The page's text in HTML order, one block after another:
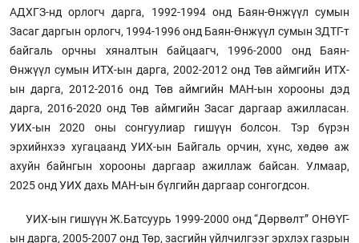
АДХГЗ-нд орлогч дарга, 1992-1994 онд Баян-Өнжүүл сумын
Засаг даргын орлогч, 1994-1996 онд Баян-Өнжүүл сумын ЗДТГ-т
байгаль орчны хяналтын байцаагч, 1996-2000 онд Баян-
Өнжүүл сумын ИТХ-ын дарга, 2002-2012 онд Төв аймгийн ИТХ-
ын дарга, 2012-2016 онд Төв аймгийн МАН-ын хорооны дэд
дарга, 2016-2020 онд Төв аймгийн Засаг даргаар ажилласан.
УИХ-ын 2020 оны сонгуулиар гишүүн болсон. Тэр бүрэн
эрхийнхээ хугацаанд УИХ-ын Байгаль орчин, хүнс, хөдөө аж
ахуйн байнгын хорооны даргаар ажиллаж байсан. Улмаар,
2025 онд УИХ дахь МАН-ын бүлгийн даргаар сонгогдсон.
УИХ-ын гишүүн Ж.Батсуурь 1999-2000 онд “Дөрвөлт” ОНӨҮГ-
ын дарга, 2005-2007 онд Төр, засгийн үйлчилгээг эрхлэх газрын